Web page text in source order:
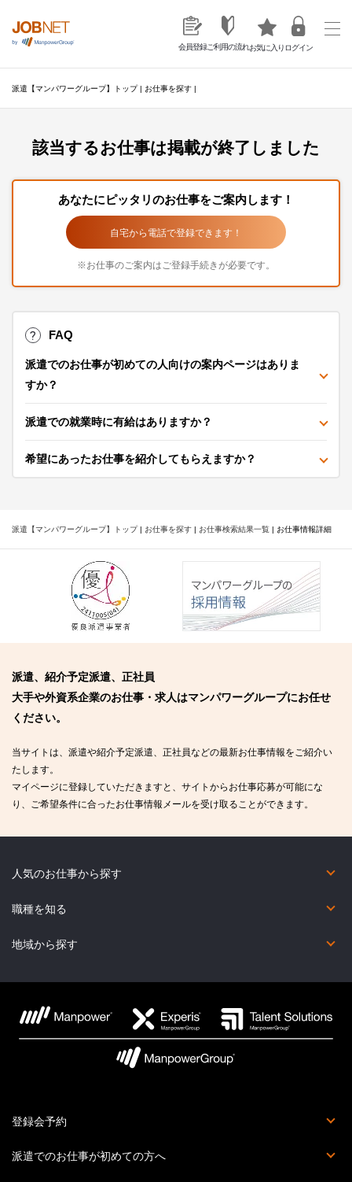
会員登録ご利用の流れお気に入りログイン
派遣【マンパワーグループ】トップ| お仕事を探す |
該当するお仕事は掲載が終了しました
あなたにピッタリのお仕事をご案内します！
自宅から電話で登録できます！
※お仕事のご案内はご登録手続きが必要です。
FAQ
派遣でのお仕事が初めての人向けの案内ページはありま
すか？
派遣での就業時に有給はありますか？
希望にあったお仕事を紹介してもらえますか？
派遣【マンパワーグループ】トップ| お仕事を探す | お仕事検索結果一覧 | お仕事情報詳細
派遣、紹介予定派遣、正社員
大手や外資系企業のお仕事・求人はマンパワーグループにお任せ
ください。
当サイトは、派遣や紹介予定派遣、正社員などの最新お仕事情報をご紹介い
たします。
マイページに登録していただきますと、サイトからお仕事応募が可能にな
り、ご希望条件に合ったお仕事情報メールを受け取ることができます。
人気のお仕事から探す
短期（2カ月未満）
在宅勤務あり
未経験OK
英語力を活かしたお仕事
英語以外の語学を活かしたお仕事
コールセンター
職種を知る
オフィス・事務系
金融事務系
営業・販売・サービス系
コールセンター系
IT系
Web・映像・クリエイティブ系
製造・物流・軽作業系
医療・介護・福祉系
その他の職種
地域から探す
登録会予約
登録会とは
派遣でのお仕事が初めての方へ